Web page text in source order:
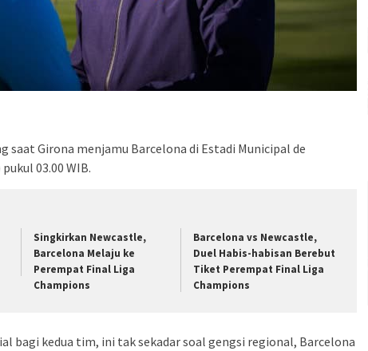
saat Girona menjamu Barcelona di Estadi Municipal de
03.00 WIB.
Singkirkan Newcastle,
Barcelona Melaju ke
Perempat Final Liga
Champions
Barcelona vs Newcastle,
Duel Habis-habisan Berebut
Tiket Perempat Final Liga
Champions
bagi kedua tim, ini tak sekadar soal gengsi regional, Barcelona